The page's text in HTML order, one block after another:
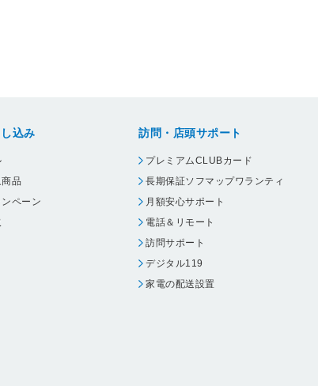
込み
品
ペーン
訪問・店頭サポート
プレミアムCLUBカード
長期保証ソフマップワランティ
月額安心サポート
電話＆リモート
訪問サポート
デジタル119
家電の配送設置